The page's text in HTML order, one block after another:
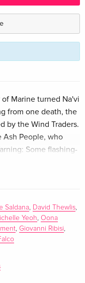
EUR 39,49
EUR 44,99
EUR 56,99
Marine turned Na'vi
from one death, the
by the Wind Traders.
Ash People, who
Some flashing-
Saldana, David Thewlis,
Yeoh, Oona
, Giovanni Ribisi,